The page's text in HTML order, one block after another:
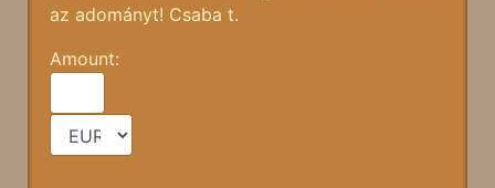
az adományt! Csaba t.
Amount: